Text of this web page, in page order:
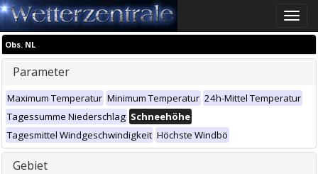
Toggle
Obs. NL
Parameter
Maximum Temperatur Minimum Temperatur 24h-Mittel Temperatur
Tagessumme Niederschlag Schneehöhe
Tagesmittel Windgeschwindigkeit Höchste Windbö
Gebiet